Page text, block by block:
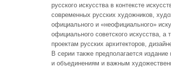
русского искусства в контексте
современных русских художников,
официального и «неофициального»
официального советского искусства,
проектам русских архитекторов,
В серии также предполагается
и объединениям и важным